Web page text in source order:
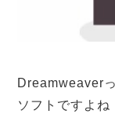
Dreamweaver
ソフトですよね